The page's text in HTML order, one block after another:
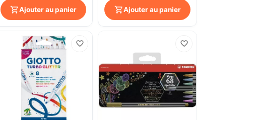
Ajouter au panier Ajouter au panier